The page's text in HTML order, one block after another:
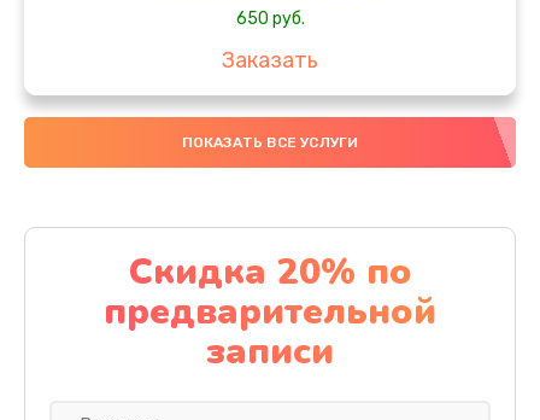
650 руб.
Заказать
Замена аккумулятора
4000 руб.
Замена материнской платы
1100 руб.
Заказать
ПОКАЗАТЬ ВСЕ УСЛУГИ
Скидка 20% по
предварительной
записи